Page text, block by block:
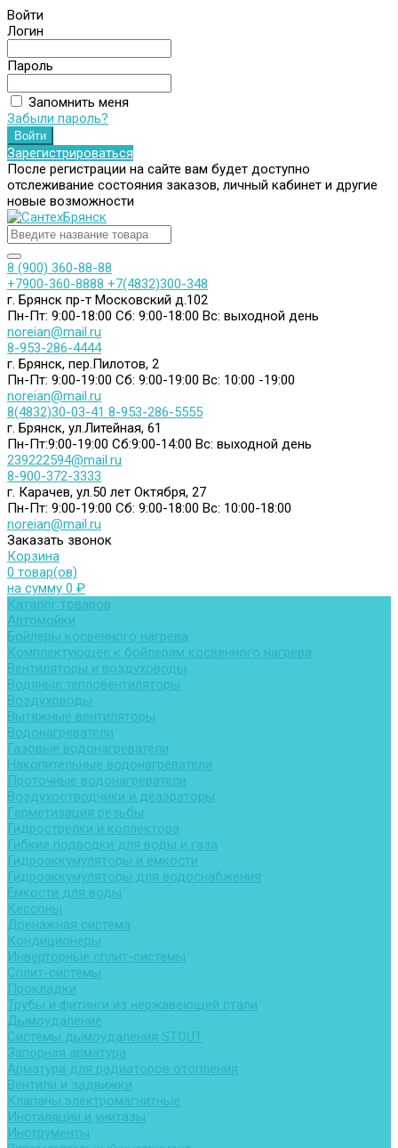
Войти
Логин
Пароль
Запомнить меня
Забыли пароль?
Зарегистрироваться
После регистрации на сайте вам будет доступно
отслеживание состояния заказов, личный кабинет и другие
новые возможности
8 (900) 360-88-88
+7900-360-8888 +7(4832)300-348
г. Брянск пр-т Московский д.102
Пн-Пт: 9:00-18:00 Сб: 9:00-18:00 Вс: выходной день
noreian@mail.ru
8-953-286-4444
г. Брянск, пер.Пилотов, 2
Пн-Пт: 9:00-19:00 Сб: 9:00-19:00 Вс: 10:00 -19:00
noreian@mail.ru
8(4832)30-03-41 8-953-286-5555
г. Брянск, ул.Литейная, 61
Пн-Пт:9:00-19:00 Сб:9:00-14:00 Вс: выходной день
239222594@mail.ru
8-900-372-3333
г. Карачев, ул.50 лет Октября, 27
Пн-Пт: 9:00-19:00 Сб: 9:00-18:00 Вс: 10:00-18:00
noreian@mail.ru
Заказать звонок
Корзина
0 товар(ов)
на сумму 0 ₽
Каталог товаров
Автомойки
Бойлеры косвенного нагрева
Комплектующее к бойлерам косвенного нагрева
Вентиляторы и воздуховоды
Водяные тепловентиляторы
Воздуховоды
Вытяжные вентиляторы
Водонагреватели
Газовые водонагреватели
Накопительные водонагреватели
Проточные водонагреватели
Воздухоотводчики и деаэраторы
Герметизация резьбы
Гидрострелки и коллектора
Гибкие подводки для воды и газа
Гидроаккумуляторы и емкости
Гидроаккумуляторы для водоснабжения
Емкости для воды
Кессоны
Дренажная система
Кондиционеры
Инверторные сплит-системы
Сплит-системы
Прокладки
Трубы и фитинги из нержавеющей стали
Дымоудаление
Системы дымоудаления STOUT
Запорная арматура
Арматура для радиаторов отопления
Вентили и задвижки
Клапаны электромагнитные
Инсталяции и унитазы
Инструменты